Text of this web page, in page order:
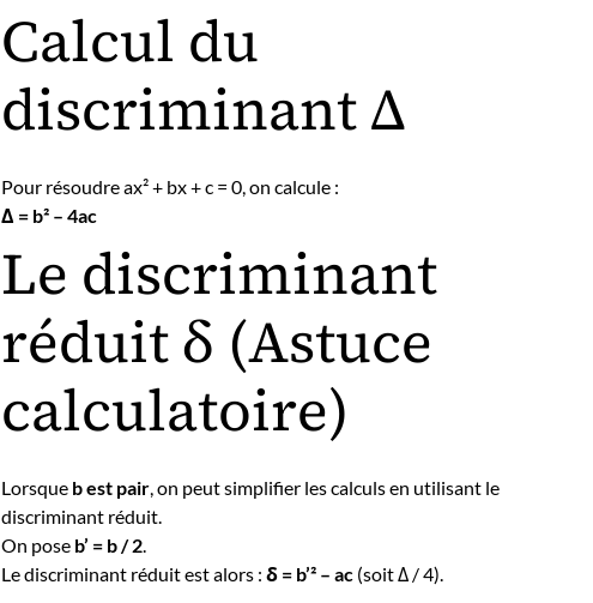
Calcul du
discriminant Δ
Pour résoudre ax² + bx + c = 0, on calcule :
Δ = b² – 4ac
Le discriminant
réduit δ (Astuce
calculatoire)
Lorsque b est pair, on peut simplifier les calculs en utilisant le
discriminant réduit.
On pose b’ = b / 2.
Le discriminant réduit est alors : δ = b’² – ac (soit Δ / 4).